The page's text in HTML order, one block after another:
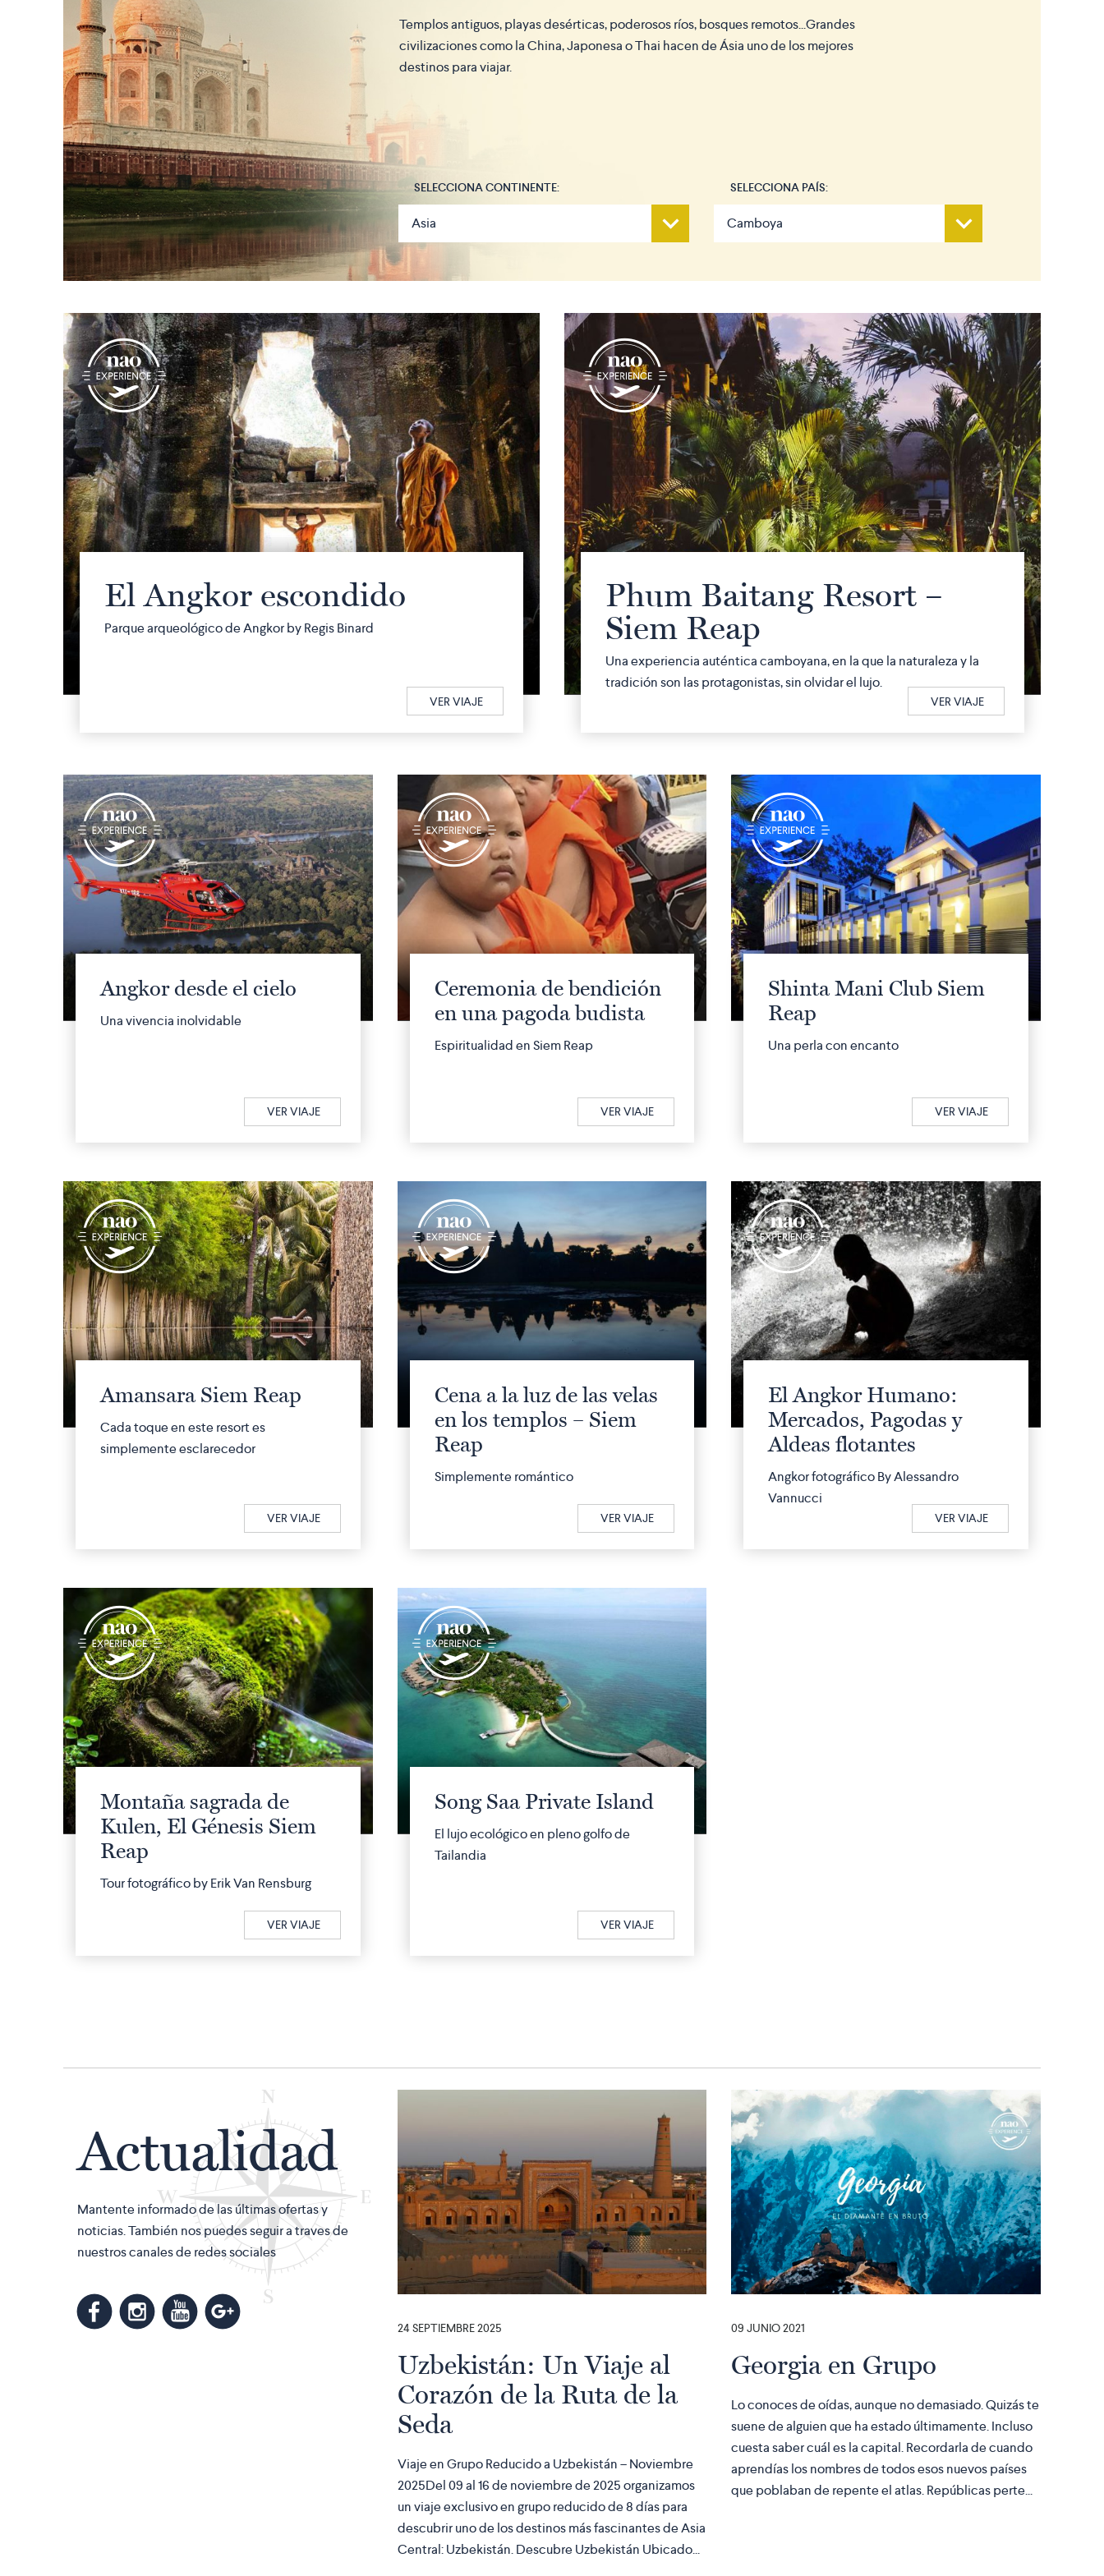
Templos antiguos, playas desérticas, poderosos ríos, bosques remotos...Grandes
civilizaciones como la China, Japonesa o Thai hacen de Ásia uno de los mejores
destinos para viajar.
SELECCIONA CONTINENTE: SELECCIONA PAÍS:
q
El Angkor escondido
Parque arqueológico de Angkor by Regis Binard
VER VIAJE
q
Phum Baitang Resort –
Siem Reap
Una experiencia auténtica camboyana, en la que la naturaleza y la
tradición son las protagonistas, sin olvidar el lujo.
VER VIAJE
q
Angkor desde el cielo
Una vivencia inolvidable
VER VIAJE
q
Ceremonia de bendición
en una pagoda budista
Espiritualidad en Siem Reap
VER VIAJE
q
Shinta Mani Club Siem
Reap
Una perla con encanto
VER VIAJE
q
Amansara Siem Reap
Cada toque en este resort es
simplemente esclarecedor
VER VIAJE
q
Cena a la luz de las velas
en los templos – Siem
Reap
Simplemente romántico
VER VIAJE
q
El Angkor Humano:
Mercados, Pagodas y
Aldeas flotantes
Angkor fotográfico By Alessandro
Vannucci
VER VIAJE
q
Montaña sagrada de
Kulen, El Génesis Siem
Reap
Tour fotográfico by Erik Van Rensburg
VER VIAJE
q
Song Saa Private Island
El lujo ecológico en pleno golfo de
Tailandia
VER VIAJE
Actualidad
Mantente informado de las últimas ofertas y
noticias. También nos puedes seguir a traves de
nuestros canales de redes sociales
mknl 24 SEPTIEMBRE 2025
Uzbekistán: Un Viaje al
Corazón de la Ruta de la
Seda
Viaje en Grupo Reducido a Uzbekistán – Noviembre
2025Del 09 al 16 de noviembre de 2025 organizamos
un viaje exclusivo en grupo reducido de 8 días para
descubrir uno de los destinos más fascinantes de Asia
Central: Uzbekistán. Descubre Uzbekistán Ubicado...
09 JUNIO 2021
Georgia en Grupo
Lo conoces de oídas, aunque no demasiado. Quizás te
suene de alguien que ha estado últimamente. Incluso
cuesta saber cuál es la capital. Recordarla de cuando
aprendías los nombres de todos esos nuevos países
que poblaban de repente el atlas. Repúblicas perte...